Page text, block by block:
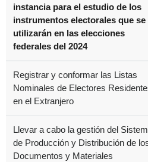
instancia para el estudio de los
instrumentos electorales que se
utilizarán en las elecciones
federales del 2024
Registrar y conformar las Listas
Nominales de Electores
en el Extranjero
Llevar a cabo la gestión del
de Producción y Distribución de
Documentos y Materiales